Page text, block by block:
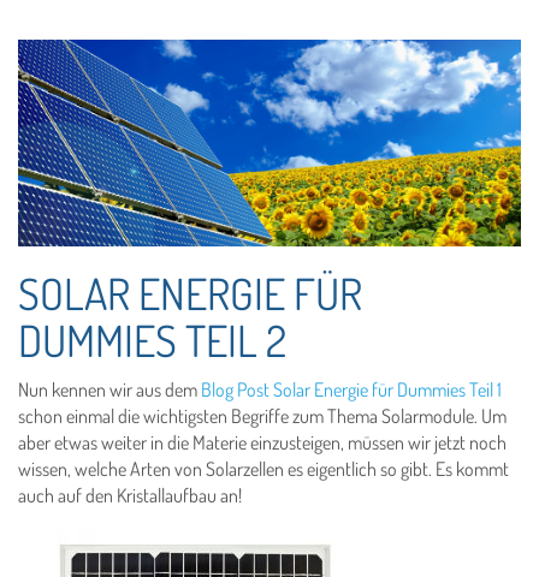
SOLAR ENERGIE FÜR
DUMMIES TEIL 2
Nun kennen wir aus dem Blog Post Solar Energie für Dummies Teil 1
schon einmal die wichtigsten Begriffe zum Thema Solarmodule. Um
aber etwas weiter in die Materie einzusteigen, müssen wir jetzt noch
wissen, welche Arten von Solarzellen es eigentlich so gibt. Es kommt
auch auf den Kristallaufbau an!